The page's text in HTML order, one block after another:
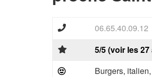
06.65.40.09.12
5/5 (voir les
Burgers,